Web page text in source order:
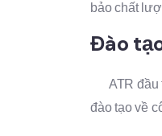
bảo chất
Đào
ATR đầu
đào tạo về